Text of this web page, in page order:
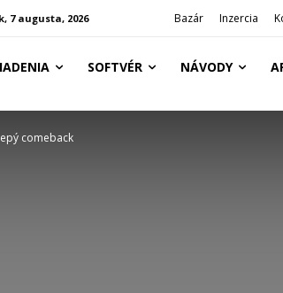
7 augusta, 2026 Bazár Inzercia
SOFTVÉR NÁVODY
comeback